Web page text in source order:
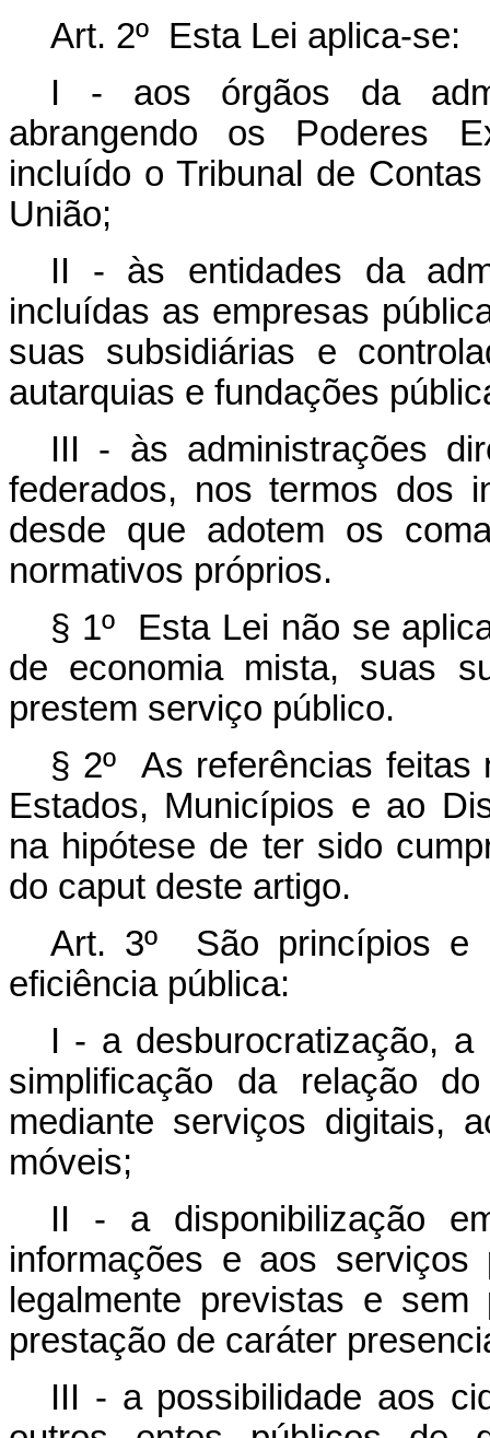
Art. 2º Esta Lei aplica-se:
I - aos órgãos da
abrangendo os Poderes
incluído o Tribunal de
União;
II - às entidades da
incluídas as empresas
suas subsidiárias e
autarquias e fundações
III - às administrações
federados, nos termos
desde que adotem os
normativos próprios.
§ 1º Esta Lei não se
de economia mista, suas
prestem serviço público.
§ 2º As referências feitas
Estados, Municípios e ao
na hipótese de ter sido
do caput deste artigo.
Art. 3º São princípios e
eficiência pública:
I - a desburocratização, a
simplificação da relação
mediante serviços digitais,
móveis;
II - a disponibilização
informações e aos serviços
legalmente previstas e
prestação de caráter
III - a possibilidade aos